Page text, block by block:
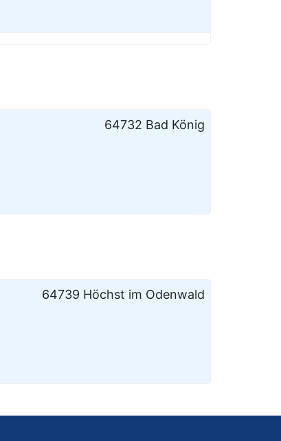
64732 Bad König
64739 Höchst im Odenwald